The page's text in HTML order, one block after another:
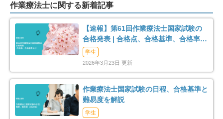
作業療法士に関する新着記事
【速報】第61回作業療法士国家試験の
合格発表 | 合格点、合格基準、合格率
（2026年）
学生
2026年3月23日 更新
作業療法士国家試験の日程、合格基準と
難易度を解説
学生